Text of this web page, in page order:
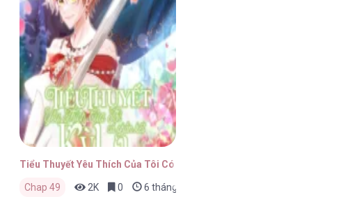
Tiểu Thuyết Yêu Thích Của Tôi Có Phần Kết Kỳ Lạ
Chap 49 2K 0 6 tháng trước